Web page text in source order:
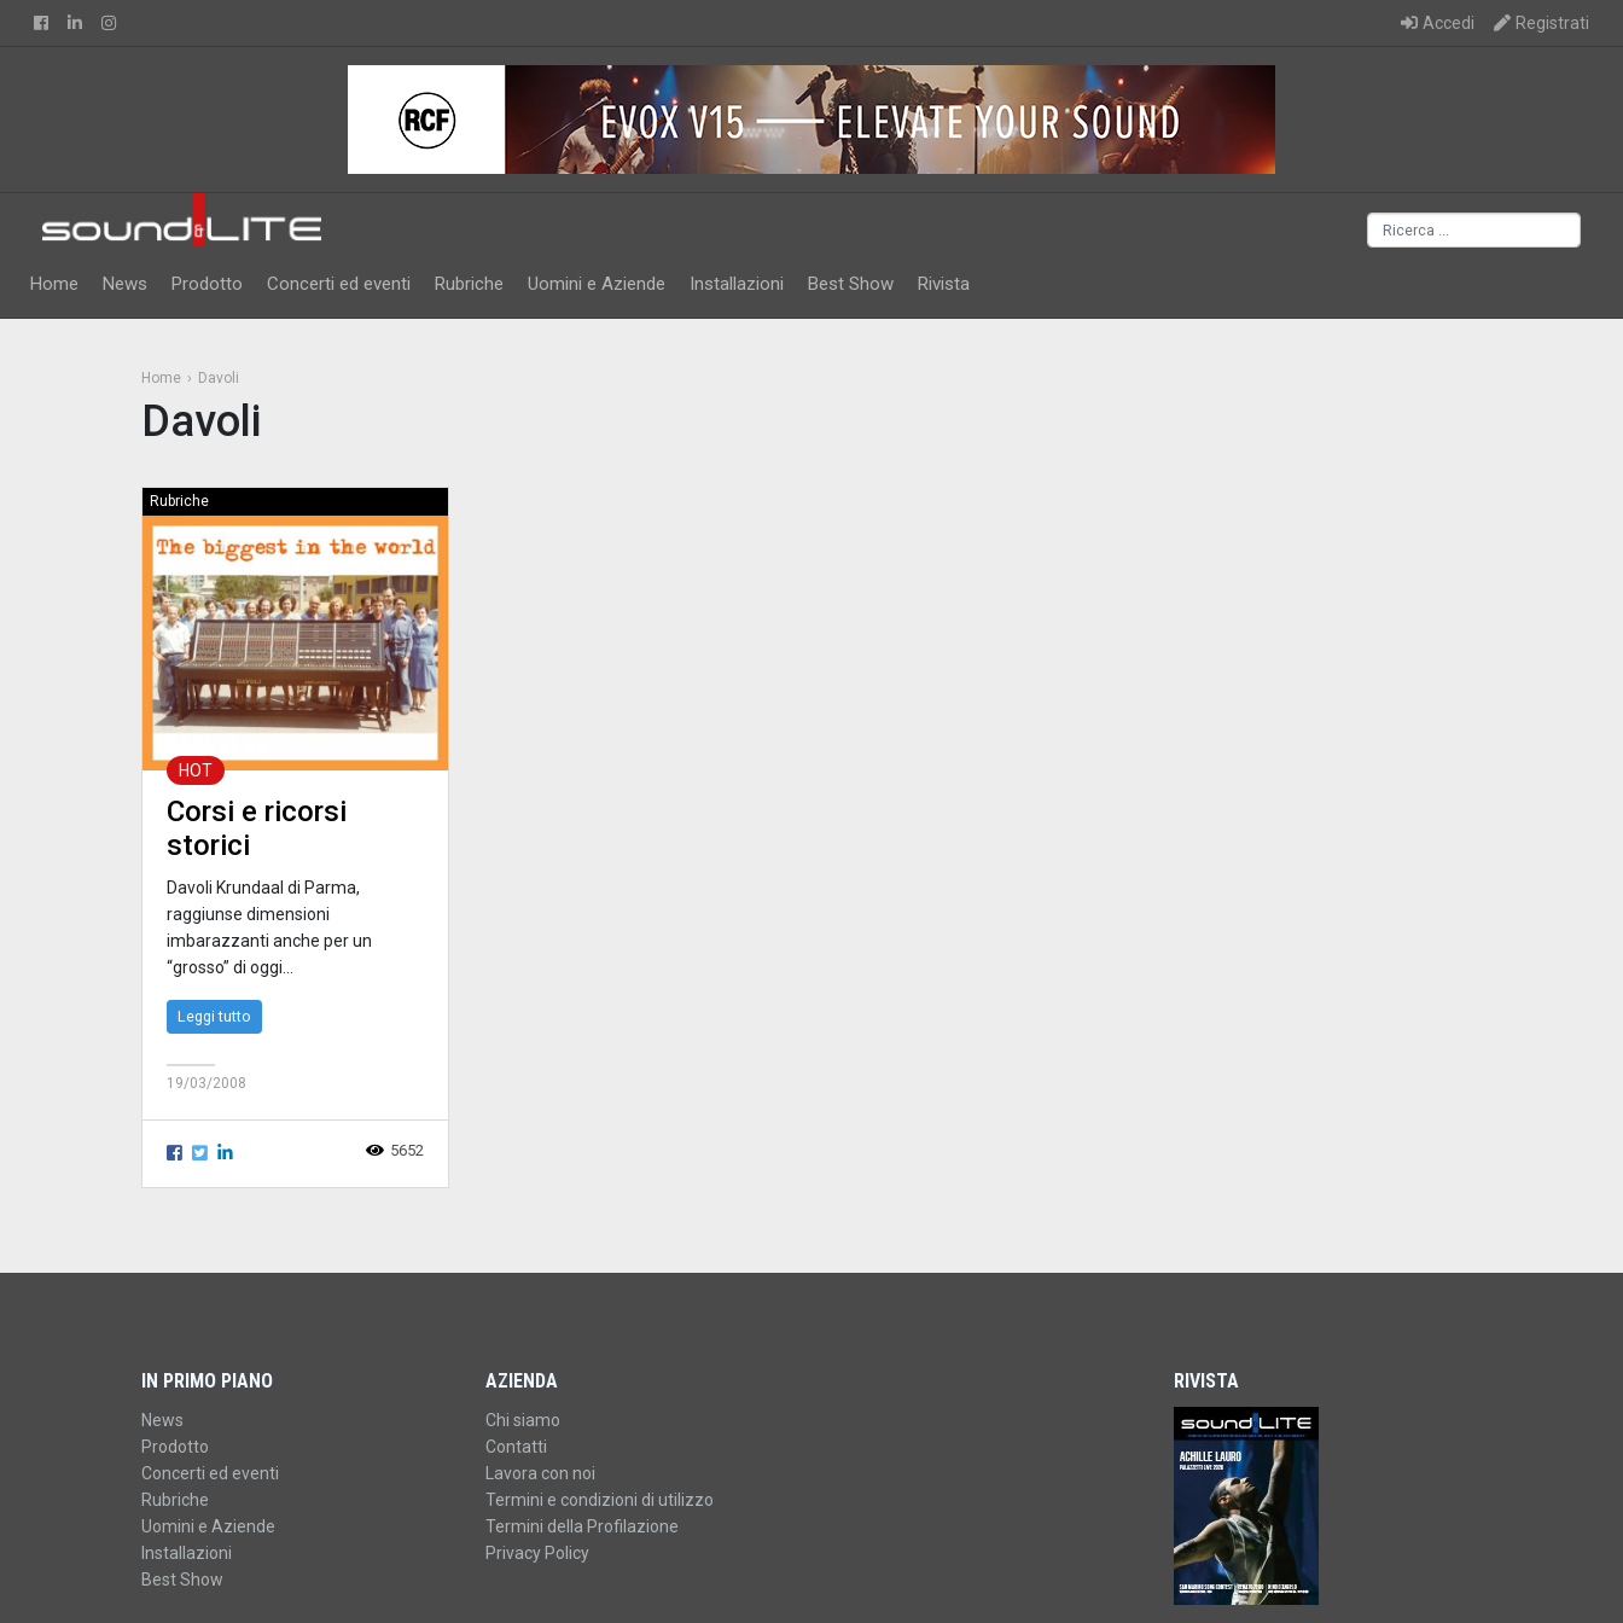
FacebookLinkedin Accedi Registrati
Home News Prodotto Concerti ed eventi Rubriche Uomini e Aziende Installazioni Best Show Rivista
Home Davoli
Davoli
Rubriche
HOT
Corsi e ricorsi
storici
Davoli Krundaal di Parma,
raggiunse dimensioni
imbarazzanti anche per un
“grosso” di oggi...
Leggi tutto
19/03/2008
5652
IN PRIMO PIANO
News
Prodotto
Concerti ed eventi
Rubriche
Uomini e Aziende
Installazioni
Best Show
AZIENDA
Chi siamo
Contatti
Lavora con noi
Termini e condizioni di utilizzo
Termini della Profilazione
Privacy Policy
RIVISTA